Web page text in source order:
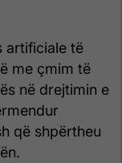
artificiale të
me çmim të
në drejtimin e
që shpërtheu